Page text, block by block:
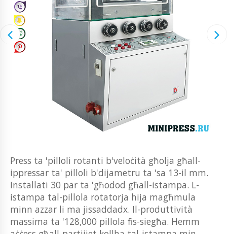
Press ta 'pilloli rotanti b'veloċità għolja għall-
ippressar ta' pilloli b'dijametru ta 'sa 13-il mm.
Installati 30 par ta 'għodod għall-istampa. L-
istampa tal-pillola rotatorja hija magħmula
minn azzar li ma jissaddadx. Il-produttività
massima ta '128,000 pillola fis-siegħa. Hemm